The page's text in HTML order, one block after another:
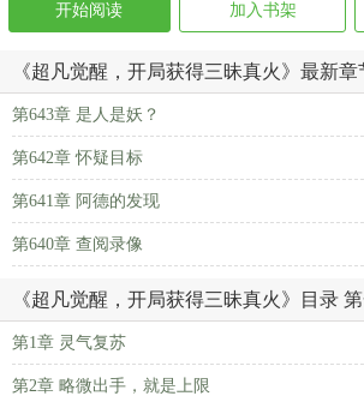
开始阅读 加入书架
《超凡觉醒，开局获得三昧真火》最新章
第643章 是人是妖？
第642章 怀疑目标
第641章 阿德的发现
第640章 查阅录像
《超凡觉醒，开局获得三昧真火》目录 第
第1章 灵气复苏
第2章 略微出手，就是上限